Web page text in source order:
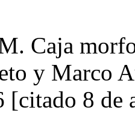
Caja
y Marco
[citado 8